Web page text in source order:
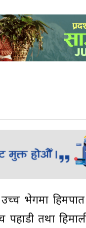
उच्च भेगमा
तथा हिमाली